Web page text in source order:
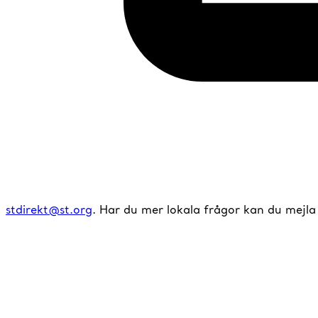
stdirekt@st.org. Har du mer lokala frågor kan du